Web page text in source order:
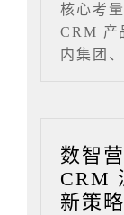
核心考
CRM 产
内集团
数智
CRM
新策略